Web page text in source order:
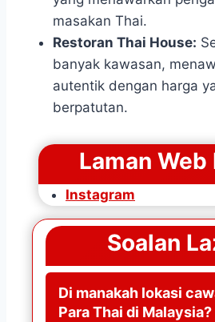
masakan Thai.
Restoran Thai House:
banyak kawasan,
autentik dengan harga
berpatutan.
Laman Web
Instagram
Soalan
Di manakah lokasi
Para Thai di Malaysia?